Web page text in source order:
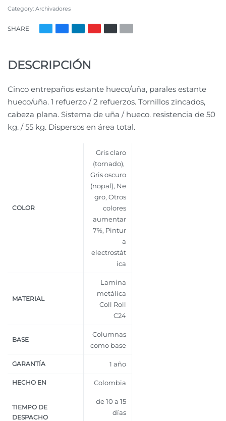
Category: Archivadores
SHARE
DESCRIPCIÓN
Cinco entrepaños estante hueco/uña, parales estante
hueco/uña. 1 refuerzo / 2 refuerzos. Tornillos zincados,
cabeza plana. Sistema de uña / hueco. resistencia de 50
kg. / 55 kg. Dispersos en área total.
COLOR
Gris claro
(tornado),
Gris oscuro
(nopal), Ne
gro, Otros
colores
aumentar
7%, Pintur
a
electrostát
ica
MATERIAL
Lamina
metálica
Coll Roll
C24
BASE
Columnas
como base
GARANTÍA 1 año
HECHO EN Colombia
TIEMPO DE
DESPACHO
de 10 a 15
días